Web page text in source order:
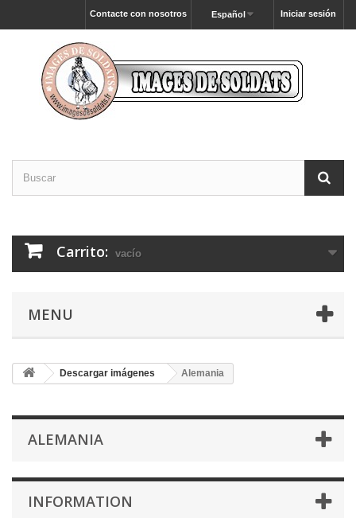
Iniciar sesión
Español
Contacte con nosotros
Carrito: vacío
MENU
Descargar imágenes Alemania
ALEMANIA
INFORMATION